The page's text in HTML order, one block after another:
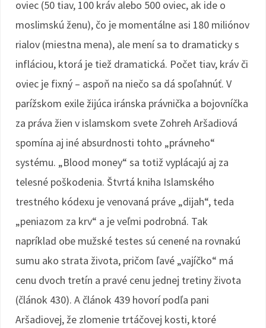
oviec (50 tiav, 100 kráv alebo 500 oviec, ak ide o
moslimskú ženu), čo je momentálne asi 180 miliónov
rialov (miestna mena), ale mení sa to dramaticky s
infláciou, ktorá je tiež dramatická. Počet tiav, kráv či
oviec je fixný – aspoň na niečo sa dá spoľahnúť. V
parížskom exile žijúca iránska právnička a bojovníčka
za práva žien v islamskom svete Zohreh Aršadiová
spomína aj iné absurdnosti tohto „právneho“
systému. „Blood money“ sa totiž vyplácajú aj za
telesné poškodenia. Štvrtá kniha Islamského
trestného kódexu je venovaná práve „dijah“, teda
„peniazom za krv“ a je veľmi podrobná. Tak
napríklad obe mužské testes sú cenené na rovnakú
sumu ako strata života, pričom ľavé „vajíčko“ má
cenu dvoch tretín a pravé cenu jednej tretiny života
(článok 430). A článok 439 hovorí podľa pani
Aršadiovej, že zlomenie trtáčovej kosti, ktoré